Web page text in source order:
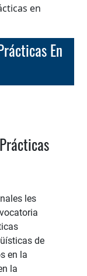
en
les
de
en la
la